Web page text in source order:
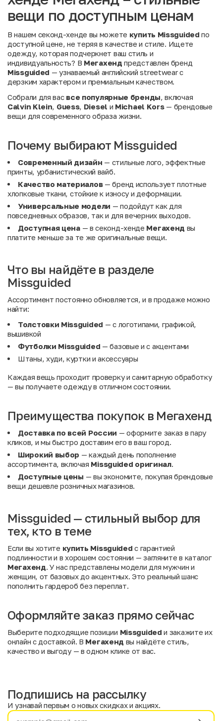
вещи по доступным ценам
В нашем секонд-хенде вы можете купить Missguided по
доступной цене, не теряя в качестве и стиле. Ищете
одежду, которая подчеркнет ваш стиль и
индивидуальность? В Мегахенд представлен бренд
Missguided — узнаваемый английский streetwear с
дерзким характером и премиальным качеством.
Собрали для вас все популярные бренды, включая
Calvin Klein, Guess, Diesel и Michael Kors— брендовые
вещи для современного образа жизни.
Почему выбирают Missguided
Современный дизайн — стильные лого, эффектные
принты, урбанистический вайб.
Качество материалов— бренд использует плотные
хлопковые ткани, стойкие к износу и деформации.
Универсальные модели — подойдут как для
повседневных образов, так и для вечерних выходов.
Доступная цена— в секонд-хенде Мегахенд вы
платите меньше за те же оригинальные вещи.
Что вы найдёте в разделе
Missguided
Ассортимент постоянно обновляется, и в продаже можно
найти:
Толстовки Missguided — с логотипами, графикой,
вышивкой
Футболки Missguided — базовые и с акцентами
Штаны, худи, куртки и аксессуары
Каждая вещь проходит проверку и санитарную обработку
— вы получаете одежду в отличном состоянии.
Преимущества покупок в Мегахенд
Доставка по всей России — оформите заказ в пару
кликов, и мы быстро доставим его в ваш город.
Широкий выбор — каждый день пополнение
ассортимента, включая Missguided оригинал.
Доступные цены — вы экономите, покупая брендовые
вещи дешевле розничных магазинов.
Missguided — стильный выбор для
тех, кто в теме
Если вы хотите купить Missguided с гарантией
подлинности и в хорошем состоянии — загляните в каталог
Мегахенд. У нас представлены модели для мужчин и
женщин, от базовых до акцентных. Это реальный шанс
пополнить гардероб без переплат.
Оформляйте заказ прямо сейчас
Выберите подходящие позиции Missguided и закажите их
онлайн с доставкой. В Мегахенд вы найдёте стиль,
качество и выгоду — в одном клике от вас.
Подпишись на рассылку
И узнавай первым о новых скидках и акциях.